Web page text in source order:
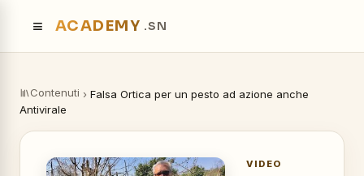
≡ ACADEMY .SN
Contenuti › Falsa Ortica per un pesto ad azione anche
Antivirale
VIDEO